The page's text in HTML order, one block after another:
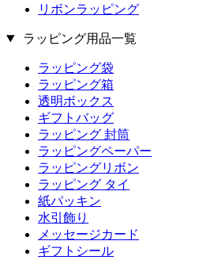
リボンラッピング
ラッピング用品一覧
ラッピング袋
ラッピング箱
透明ボックス
ギフトバッグ
ラッピング 封筒
ラッピングペーパー
ラッピングリボン
ラッピング タイ
紙パッキン
水引飾り
メッセージカード
ギフトシール